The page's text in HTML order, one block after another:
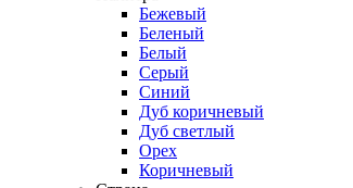
Бежевый
Беленый
Белый
Серый
Синий
Дуб коричневый
Дуб светлый
Орех
Коричневый